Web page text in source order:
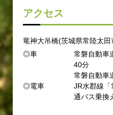
アクセス
竜神大吊橋(茨城県常陸太田
◎車
常磐自動車
40分
常磐自動車
◎電車
JR水郡線
通バス乗換